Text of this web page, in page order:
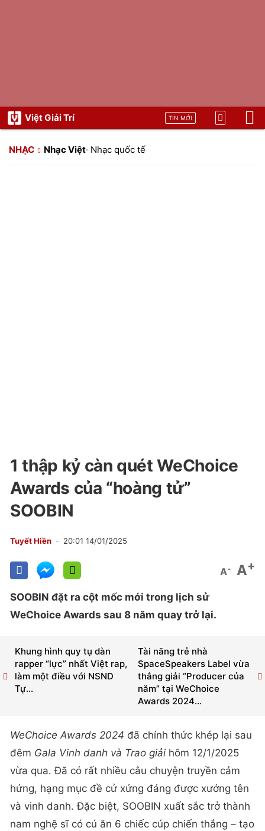
Việt Giải Trí TIN MỚI
NHẠC Nhạc Việt· Nhạc quốc tế
1 thập kỷ càn quét WeChoice
Awards của “hoàng tử”
SOOBIN
Tuyết Hiền 20:01 14/01/2025
A- A+
SOOBIN đặt ra cột mốc mới trong lịch sử
WeChoice Awards sau 8 năm quay trở lại.
Tài năng trẻ nhà
SpaceSpeakers Label vừa
thắng giải “Producer của
năm” tại WeChoice
Awards 2024...
Khung hình quy tụ dàn
rapper “lực” nhất Việt rap,
làm một điều với NSND
Tự...
WeChoice Awards 2024 đã chính thức khép lại sau
đêm Gala Vinh danh và Trao giải hôm 12/1/2025
vừa qua. Đã có rất nhiều câu chuyện truyền cảm
hứng, hạng mục đề cử xứng đáng được xướng tên
và vinh danh. Đặc biệt, SOOBIN xuất sắc trở thành
nam nghệ sĩ có cú ăn 6 chiếc cúp chiến thắng – tạo